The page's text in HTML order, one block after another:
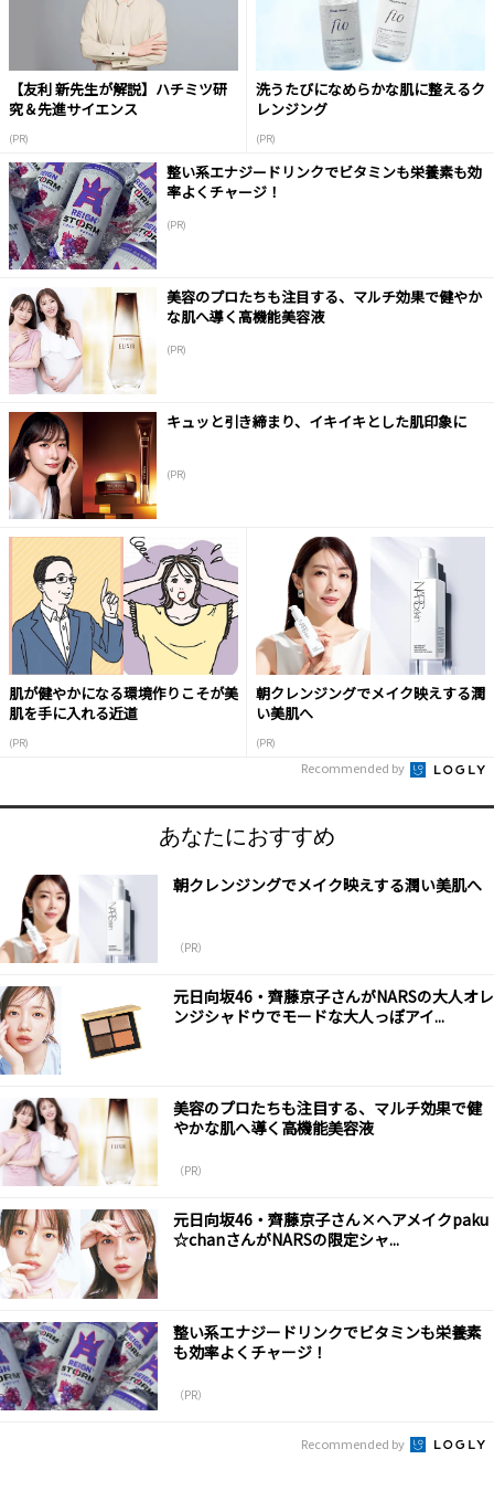
【友利 新先生が解説】ハチミツ研
究＆先進サイエンス
(PR)
洗うたびになめらかな肌に整えるク
レンジング
(PR)
整い系エナジードリンクでビタミンも栄養素も効
率よくチャージ！
(PR)
美容のプロたちも注目する、マルチ効果で健やか
な肌へ導く高機能美容液
(PR)
キュッと引き締まり、イキイキとした肌印象に
(PR)
肌が健やかになる環境作りこそが美
肌を手に入れる近道
(PR)
朝クレンジングでメイク映えする潤
い美肌へ
(PR)
Recommended by
あなたにおすすめ
朝クレンジングでメイク映えする潤い美肌へ
（PR）
元日向坂46・齊藤京子さんがNARSの大人オレ
ンジシャドウでモードな大人っぽアイ...
美容のプロたちも注目する、マルチ効果で健
やかな肌へ導く高機能美容液
（PR）
元日向坂46・齊藤京子さん×ヘアメイクpaku
☆chanさんがNARSの限定シャ...
整い系エナジードリンクでビタミンも栄養素
も効率よくチャージ！
（PR）
Recommended by